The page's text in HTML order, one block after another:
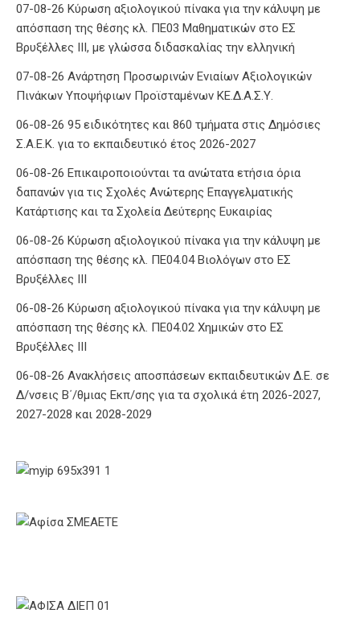
07-08-26 Κύρωση αξιολογικού πίνακα για την κάλυψη με
απόσπαση της θέσης κλ. ΠΕ03 Μαθηματικών στο ΕΣ
Βρυξέλλες ΙΙΙ, με γλώσσα διδασκαλίας την ελληνική
07-08-26 Ανάρτηση Προσωρινών Ενιαίων Αξιολογικών
Πινάκων Υποψήφιων Προϊσταμένων ΚΕ.Δ.Α.Σ.Υ.
06-08-26 95 ειδικότητες και 860 τμήματα στις Δημόσιες
Σ.Α.Ε.Κ. για το εκπαιδευτικό έτος 2026-2027
06-08-26 Επικαιροποιούνται τα ανώτατα ετήσια όρια
δαπανών για τις Σχολές Ανώτερης Επαγγελματικής
Κατάρτισης και τα Σχολεία Δεύτερης Ευκαιρίας
06-08-26 Κύρωση αξιολογικού πίνακα για την κάλυψη με
απόσπαση της θέσης κλ. ΠΕ04.04 Βιολόγων στο ΕΣ
Βρυξέλλες ΙΙΙ
06-08-26 Κύρωση αξιολογικού πίνακα για την κάλυψη με
απόσπαση της θέσης κλ. ΠΕ04.02 Χημικών στο ΕΣ
Βρυξέλλες ΙΙΙ
06-08-26 Ανακλήσεις αποσπάσεων εκπαιδευτικών Δ.Ε. σε
Δ/νσεις Β΄/θμιας Εκπ/σης για τα σχολικά έτη 2026-2027,
2027-2028 και 2028-2029